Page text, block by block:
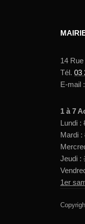
14
Tél. 03
E-mail :
1 à 7
Lundi :
Mardi :
Jeudi :
1er